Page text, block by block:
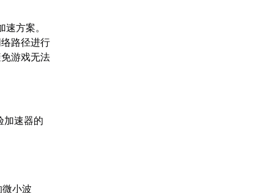
方案。
路径进行
游戏无法
加速器的
小波